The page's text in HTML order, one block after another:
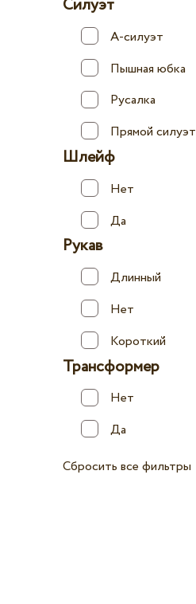
Силуэт
А-силуэт
Пышная юбка
Русалка
Прямой силуэт
Шлейф
Нет
Да
Рукав
Длинный
Нет
Короткий
Трансформер
Нет
Да
Сбросить все фильтры